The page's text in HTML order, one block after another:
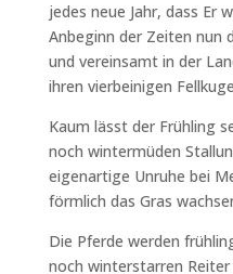
jedes neue Jahr, dass Er
Anbeginn der Zeiten nun
und vereinsamt in der
ihren vierbeinigen
Kaum lässt der Frühling
noch wintermüden
eigenartige Unruhe bei
förmlich das Gras
Die Pferde werden
noch winterstarren